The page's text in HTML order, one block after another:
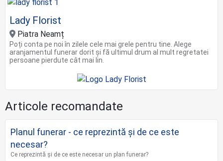
Lady Florist
Piatra Neamț
Poți conta pe noi în zilele cele mai grele pentru tine. Alege
aranjamentul funerar dorit și fă ultimul drum al mult regretatei
persoane pierdute cât mai lin.
Articole recomandate
Planul funerar - ce reprezintă și de ce este
necesar?
Ce reprezintă și de ce este necesar un plan funerar?